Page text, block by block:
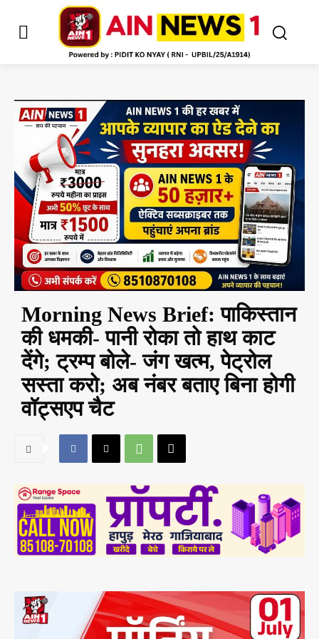
Morning News Brief: पाकिस्तान
की धमकी- पानी रोका तो हाथ काट
देंगे; ट्रम्प बोले- जंग खत्म, पेट्रोल
सस्ता करो; अब नंबर बताए बिना होगी
वॉट्सएप चैट